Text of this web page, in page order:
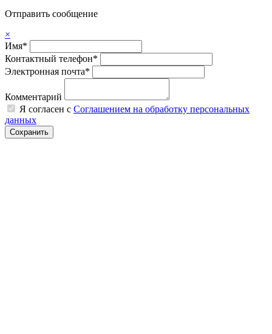
Отправить сообщение
×
Имя*
Контактный телефон*
Электронная почта*
Комментарий
Я согласен с Соглашением на обработку персональных
данных